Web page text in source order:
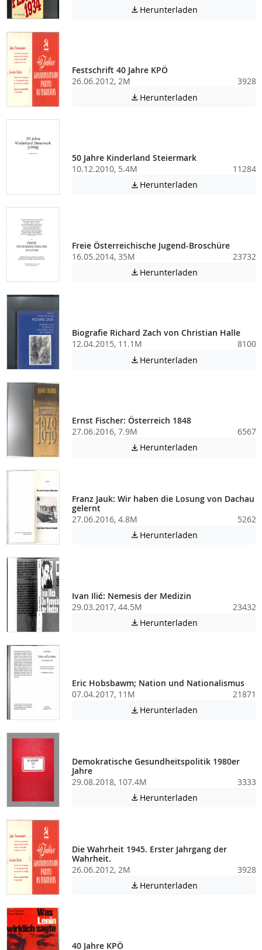
 Herunterladen
Festschrift 40 Jahre KPÖ
26.06.2012, 2M
3928
 Herunterladen
50 Jahre Kinderland Steiermark
10.12.2010, 5.4M
11284
 Herunterladen
Freie Österreichische Jugend-Broschüre
16.05.2014, 35M
23732
 Herunterladen
Biografie Richard Zach von Christian Halle
12.04.2015, 11.1M
8100
 Herunterladen
Ernst Fischer: Österreich 1848
27.06.2016, 7.9M
6567
 Herunterladen
Franz Jauk: Wir haben die Losung von Dachau
gelernt
27.06.2016, 4.8M
5262
 Herunterladen
Ivan Ilić: Nemesis der Medizin
29.03.2017, 44.5M
23432
 Herunterladen
Eric Hobsbawm; Nation und Nationalismus
07.04.2017, 11M
21871
 Herunterladen
Demokratische Gesundheitspolitik 1980er
Jahre
29.08.2018, 107.4M
3333
 Herunterladen
Die Wahrheit 1945. Erster Jahrgang der
Wahrheit.
26.06.2012, 2M
3928
 Herunterladen
40 Jahre KPÖ